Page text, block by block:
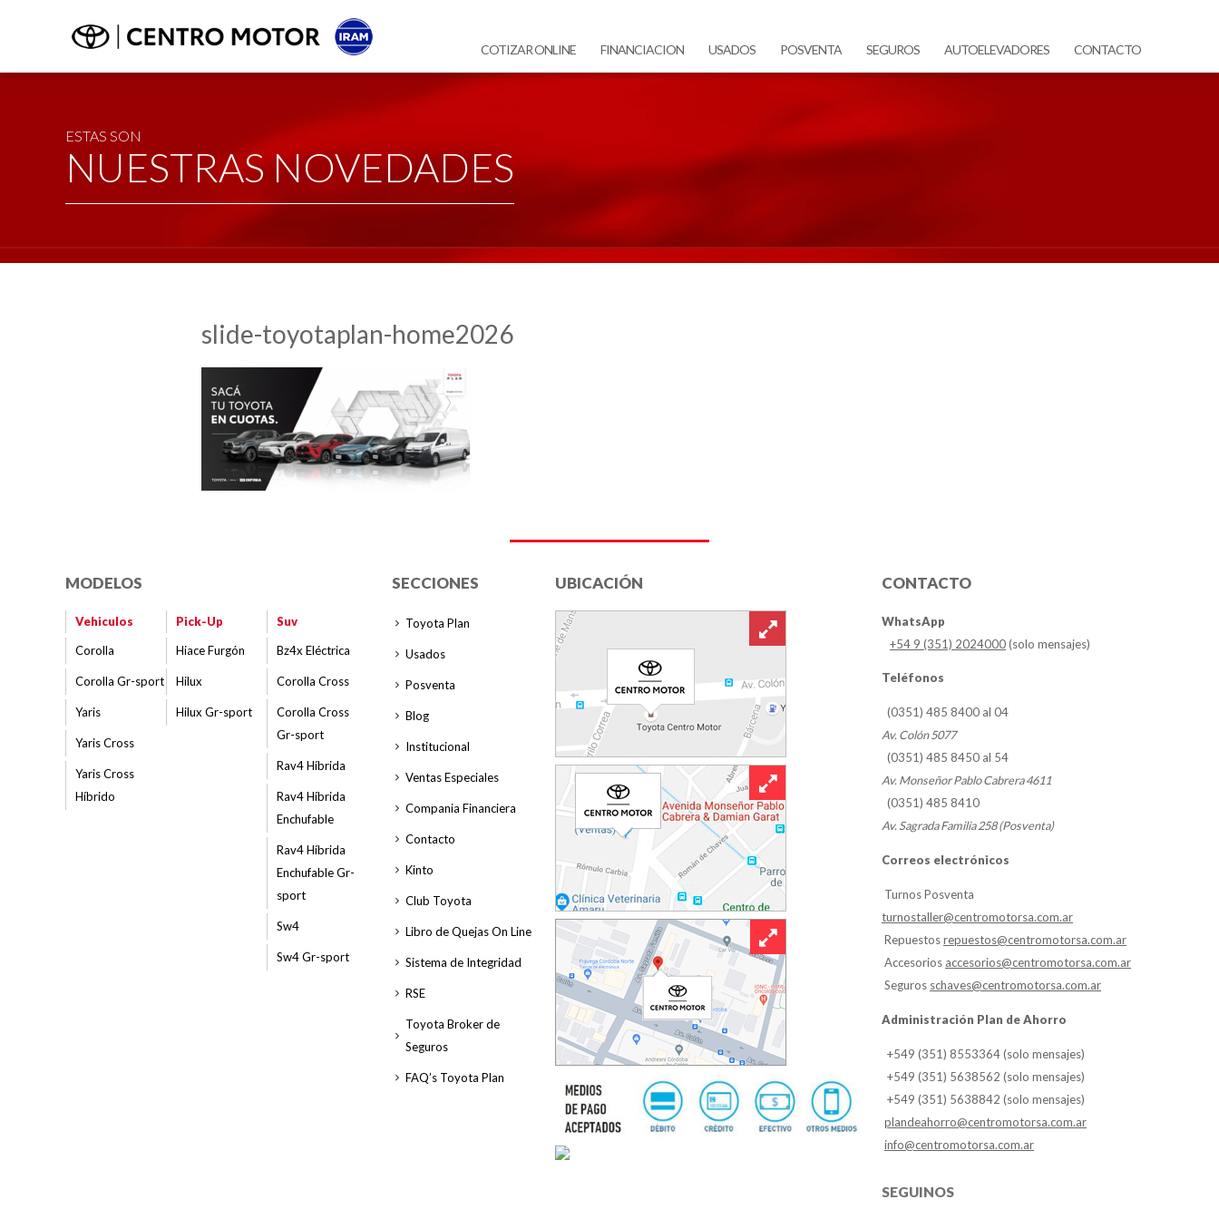
COTIZAR ONLINE FINANCIACION USADOS POSVENTA SEGUROS AUTOELEVADORES CONTACTO
ESTAS SON
NUESTRAS NOVEDADES
slide-toyotaplan-home2026
MODELOS
Vehiculos
Corolla
Corolla Gr-sport
Yaris
Yaris Cross
Yaris Cross
Híbrido
Pick-Up
Hiace Furgón
Hilux
Hilux Gr-sport
Suv
Bz4x Eléctrica
Corolla Cross
Corolla Cross
Gr-sport
Rav4 Híbrida
Rav4 Híbrida
Enchufable
Rav4 Híbrida
Enchufable Gr-
sport
Sw4
Sw4 Gr-sport
SECCIONES
Toyota Plan
Usados
Posventa
Blog
Institucional
Ventas Especiales
Compania Financiera
Contacto
Kinto
Club Toyota
Libro de Quejas On Line
Sistema de Integridad
RSE
Toyota Broker de
Seguros
FAQ’s Toyota Plan
UBICACIÓN CONTACTO
WhatsApp
+54 9 (351) 2024000(solo mensajes)
Teléfonos
(0351) 485 8400 al 04
Av. Colón 5077
(0351) 485 8450 al 54
Av. Monseñor Pablo Cabrera 4611
(0351) 485 8410
Av. Sagrada Familia 258 (Posventa)
Correos electrónicos
Turnos Posventa
turnostaller@centromotorsa.com.ar
Repuestosrepuestos@centromotorsa.com.ar
Accesorios accesorios@centromotorsa.com.ar
Seguros schaves@centromotorsa.com.ar
Administración Plan de Ahorro
+549 (351) 8553364 (solo mensajes)
+549 (351) 5638562 (solo mensajes)
+549 (351) 5638842 (solo mensajes)
plandeahorro@centromotorsa.com.ar
info@centromotorsa.com.ar
SEGUINOS